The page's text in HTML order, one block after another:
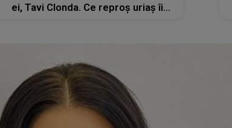
ei, Tavi Clonda. Ce reproș uriaș îi